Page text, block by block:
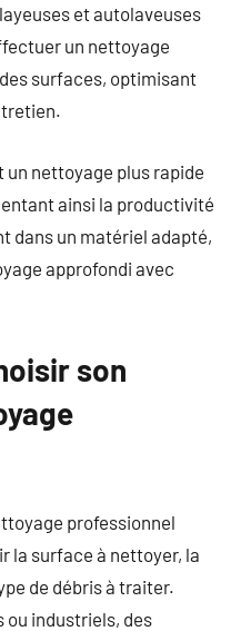
et autolaveuses
un nettoyage
surfaces, optimisant
nettoyage plus rapide
ainsi la productivité
dans un matériel adapté,
approfondi avec
son
professionnel
la surface à nettoyer, la
de débris à traiter.
ou industriels, des